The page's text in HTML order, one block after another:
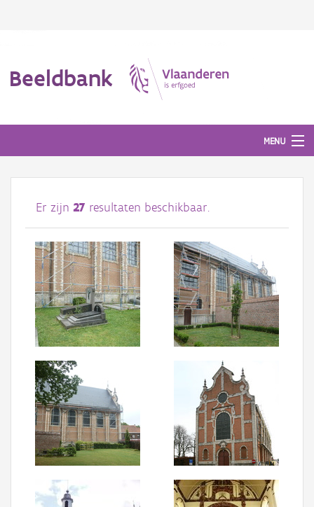
Beeldbank
MENU
Afbeeldingen
#BeeldIndeKijker
Hergebruik
Over ons
Aanmelden
Er zijn 27 resultaten beschikbaar.